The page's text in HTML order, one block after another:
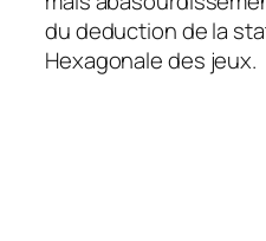
du deduction de la
Hexagonale des jeux.